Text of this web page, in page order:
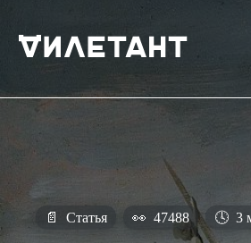
📄 Статья 👀 47488 🕓 3